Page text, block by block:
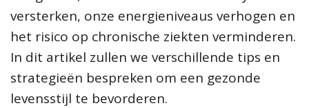
versterken, onze energieniveaus verhogen en
het risico op chronische ziekten verminderen.
In dit artikel zullen we verschillende tips en
strategieën bespreken om een gezonde
levensstijl te bevorderen.